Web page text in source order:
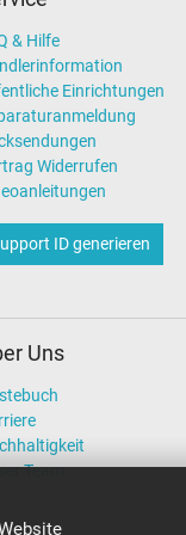
& Hilfe
Einrichtungen
Widerrufen
ID generieren
Uns
Team